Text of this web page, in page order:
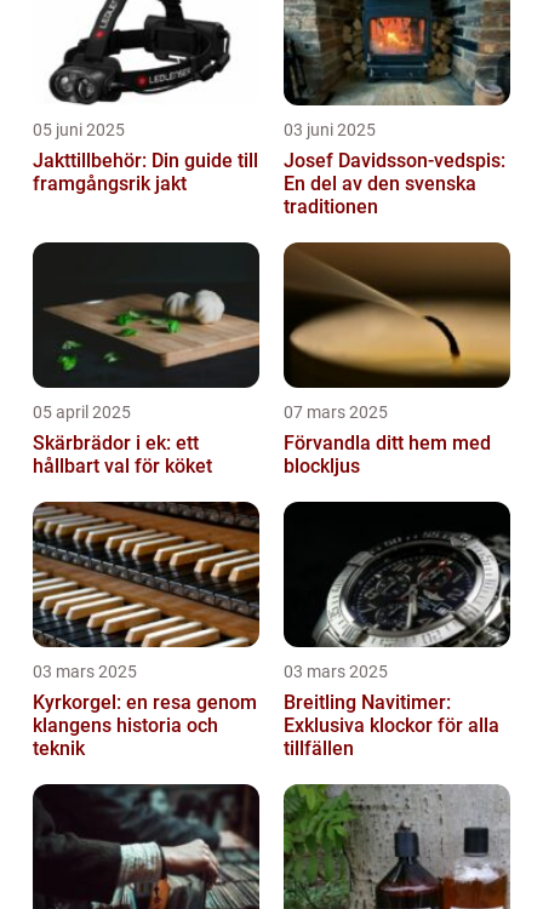
05 juni 2025
Jakttillbehör: Din guide till
framgångsrik jakt
03 juni 2025
Josef Davidsson-vedspis:
En del av den svenska
traditionen
05 april 2025
Skärbrädor i ek: ett
hållbart val för köket
07 mars 2025
Förvandla ditt hem med
blockljus
03 mars 2025
Kyrkorgel: en resa genom
klangens historia och
teknik
03 mars 2025
Breitling Navitimer:
Exklusiva klockor för alla
tillfällen